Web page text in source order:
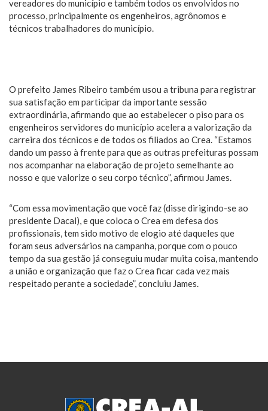
vereadores do município e também todos os envolvidos no
processo, principalmente os engenheiros, agrônomos e
técnicos trabalhadores do município.
O prefeito James Ribeiro também usou a tribuna para registrar
sua satisfação em participar da importante sessão
extraordinária, afirmando que ao estabelecer o piso para os
engenheiros servidores do município acelera a valorização da
carreira dos técnicos e de todos os filiados ao Crea. “Estamos
dando um passo à frente para que as outras prefeituras possam
nos acompanhar na elaboração de projeto semelhante ao
nosso e que valorize o seu corpo técnico”, afirmou James.
“Com essa movimentação que você faz (disse dirigindo-se ao
presidente Dacal), e que coloca o Crea em defesa dos
profissionais, tem sido motivo de elogio até daqueles que
foram seus adversários na campanha, porque com o pouco
tempo da sua gestão já conseguiu mudar muita coisa, mantendo
a união e organização que faz o Crea ficar cada vez mais
respeitado perante a sociedade”, concluiu James.